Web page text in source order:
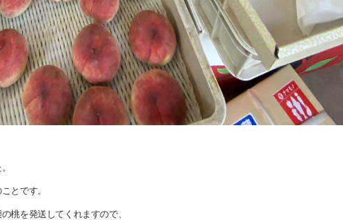
とです。
桃を発送してくれますので、